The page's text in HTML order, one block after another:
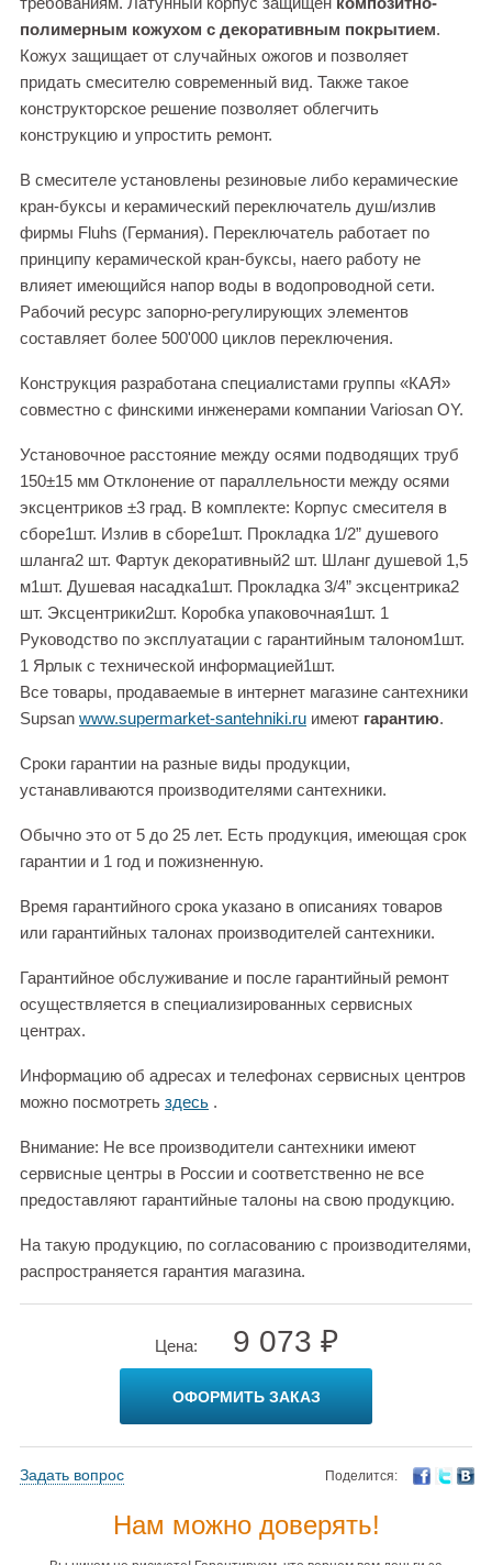
полимерным кожухом с декоративным покрытием.
Кожух защищает от случайных ожогов и позволяет
придать смесителю современный вид. Также такое
конструкторское решение позволяет облегчить
конструкцию и упростить ремонт.
В смесителе установлены резиновые либо керамические
кран-буксы и керамический переключатель душ/излив
фирмы Fluhs (Германия). Переключатель работает по
принципу керамической кран-буксы, наего работу не
влияет имеющийся напор воды в водопроводной сети.
Рабочий ресурс запорно-регулирующих элементов
составляет более 500'000 циклов переключения.
Конструкция разработана специалистами группы «КАЯ»
совместно с финскими инженерами компании Variosan OY.
Установочное расстояние между осями подводящих труб
150±15 мм Отклонение от параллельности между осями
эксцентриков ±3 град. В комплекте: Корпус смесителя в
сборе1шт. Излив в сборе1шт. Прокладка 1/2” душевого
шланга2 шт. Фартук декоративный2 шт. Шланг душевой 1,5
м1шт. Душевая насадка1шт. Прокладка 3/4” эксцентрика2
шт. Эксцентрики2шт. Коробка упаковочная1шт. 1
Руководство по эксплуатации с гарантийным талоном1шт.
1 Ярлык с технической информацией1шт.
Все товары, продаваемые в интернет магазине сантехники
Supsan www.supermarket-santehniki.ru имеют гарантию.
Сроки гарантии на разные виды продукции,
устанавливаются производителями сантехники.
Обычно это от 5 до 25 лет. Есть продукция, имеющая срок
гарантии и 1 год и пожизненную.
Время гарантийного срока указано в описаниях товаров
или гарантийных талонах производителей сантехники.
Гарантийное обслуживание и после гарантийный ремонт
осуществляется в специализированных сервисных
центрах.
Информацию об адресах и телефонах сервисных центров
можно посмотреть здесь .
Внимание: Не все производители сантехники имеют
сервисные центры в России и соответственно не все
предоставляют гарантийные талоны на свою продукцию.
На такую продукцию, по согласованию с производителями,
распространяется гарантия магазина.
Цена: 9 073 ₽
ОФОРМИТЬ ЗАКАЗ
Задать вопрос Поделится:
Нам можно доверять!